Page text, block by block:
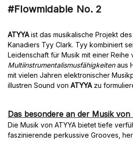
#Flowmidable No. 2
ATYYA ist das musikalische Projekt
Kanadiers Tyy Clark. Tyy kombiniert
Leidenschaft für Musik mit einer Reihe
Multiinstrumentalismusfähigkeitenaus
mit vielen Jahren elektronischer
illustren Sound von ATYYA zu
Das besondere an der Musik von
Die Musik von ATYYA bietet tiefe
faszinierende perkussive Grooves,